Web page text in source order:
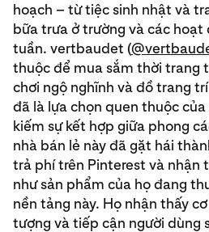
hoạch – từ tiệc sinh nhật và
bữa trưa ở trường và các hoạt
tuần. vertbaudet (
thuộc để mua sắm thời trang
chơi ngộ nghĩnh và đồ trang
đã là lựa chọn quen thuộc
kiếm sự kết hợp giữa phong
nhà bán lẻ này đã gặt hái
trả phí trên Pinterest và nhận
như sản phẩm của họ đang
nền tảng này. Họ nhận thấy
tượng và tiếp cận người dùng